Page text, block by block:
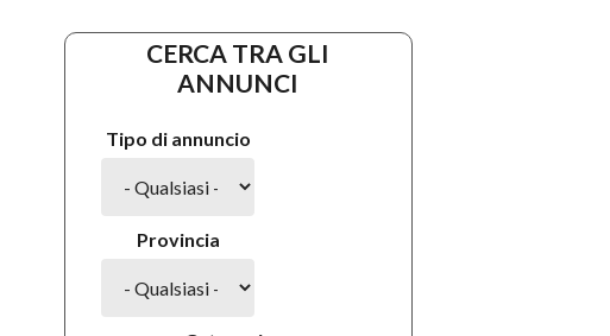
CERCA TRA GLI
ANNUNCI
Tipo di annuncio
Provincia